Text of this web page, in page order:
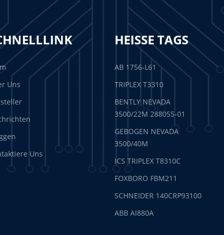
Uns
Uns
HEISSE TAGS
AB 1756-L61
TRIPLEX T3310
BENTLY NEVADA
3500/22M 288055-01
GEBOGEN NEVADA
3500/40M
ICS TRIPLEX T8310C
FOXBORO FBM211
SCHNEIDER 140CRP93100
ABB AI880A